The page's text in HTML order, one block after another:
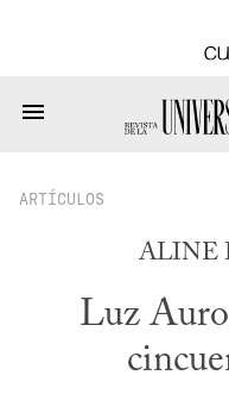
ARTÍCULOS
ALINE
Luz